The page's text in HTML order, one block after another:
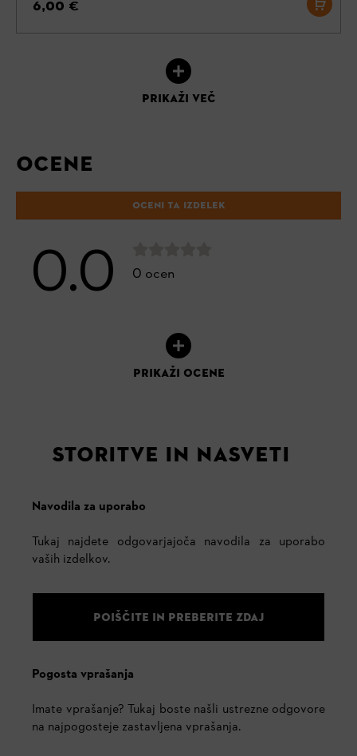
6,00 €
PRIKAŽI VEČ
OCENE
OCENI TA IZDELEK
0.0 0 ocen
PRIKAŽI OCENE
STORITVE IN NASVETI
Navodila za uporabo
Tukaj najdete odgovarjajoča navodila za uporabo
vaših izdelkov.
POIŠČITE IN PREBERITE ZDAJ
Pogosta vprašanja
Imate vprašanje? Tukaj boste našli ustrezne odgovore
na najpogosteje zastavljena vprašanja.